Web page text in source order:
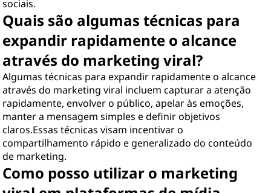
sociais.
Quais são algumas técnicas para
expandir rapidamente o alcance
através do marketing viral?
Algumas técnicas para expandir rapidamente o alcance
através do marketing viral incluem capturar a atenção
rapidamente, envolver o público, apelar às emoções,
manter a mensagem simples e definir objetivos
claros.Essas técnicas visam incentivar o
compartilhamento rápido e generalizado do conteúdo
de marketing.
Como posso utilizar o marketing